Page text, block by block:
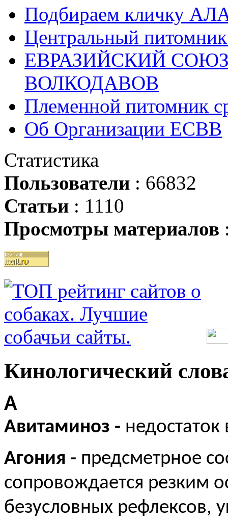
Подбираем кличку
Центральный
ЕВРАЗИЙСКИЙ
ВОЛКОДАВОВ
Племенной питомник
Об Организации ЕСВВ
Статистика
Пользователи : 66832
Статьи : 1110
Просмотры материалов
Кинологический
А
Авитаминоз -
Агония - предсметрное
сопровождается резким
безусловных рефлексов,